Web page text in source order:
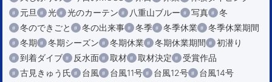
元旦
光 光のカーテン 八重山ブルー 写真
冬
冬のできごと
冬の出来事 冬季 冬季休業
冬季休業期間
冬期
冬期シーズン 冬期休業 冬期休業期間
初潜り
到着ダイブ
反水面 取材 取材決定
受賞作品
古見きゅう氏
台風 台風11号 台風12号
台風14号